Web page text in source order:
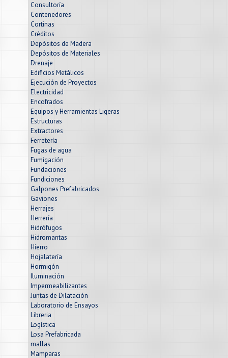
Consultoría
Contenedores
Cortinas
Créditos
Depósitos de Madera
Depósitos de Materiales
Drenaje
Edificios Metálicos
Ejecución de Proyectos
Electricidad
Encofrados
Equipos y Herramientas Ligeras
Estructuras
Extractores
Ferretería
Fugas de agua
Fumigación
Fundaciones
Fundiciones
Galpones Prefabricados
Gaviones
Herrajes
Herrería
Hidrófugos
Hidromantas
Hierro
Hojalatería
Hormigón
Iluminación
Impermeabilizantes
Juntas de Dilatación
Laboratorio de Ensayos
Libreria
Logística
Losa Prefabricada
mallas
Mamparas